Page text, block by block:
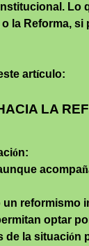
Lo
la Reforma, si
artículo:
LA
ón:
acompañ
reformismo
optar
de la situación